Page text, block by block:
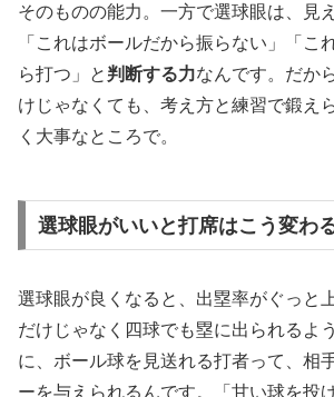
そのものの能力。一方で選球眼は、見
「これはボールだから振らない」「こ
ら打つ」と 判断する力なんです。だか
けじゃなくても、考え方と練習で鍛え
く大事なところで。
選球眼がいいと打席はこう変わ
選球眼が良くなると、出塁率がぐっと
だけじゃなく四球でも塁に出られるよ
に、ボール球を見送れる打者って、相
ーを与えられるんです。「甘い球を投